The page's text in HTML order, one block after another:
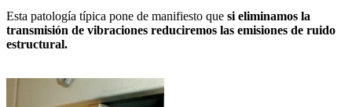
Esta patología típica pone de manifiesto que si eliminamos la
transmisión de vibraciones reduciremos las emisiones de ruido
estructural.